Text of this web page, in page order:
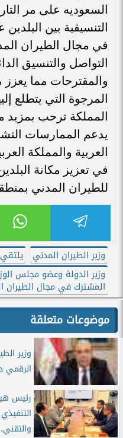
السعوديه على مر
التنسيقية بين
في مجال الطيران
التواصل والتنسيق
والمقترحات مما يعزز
المرجوة التي يتطلع
المملكة ترحب بمزيد
يدعم الممارسات
العربية والمملكة
في تعزيز مكانة
للطيران المدني
وزير الطيران المدني
يلتقي
وزير الدولة وعضو مجلس
المشترك في مجال الطيران
موضوعات متعلقة
وزير
الرقمي
رئيس